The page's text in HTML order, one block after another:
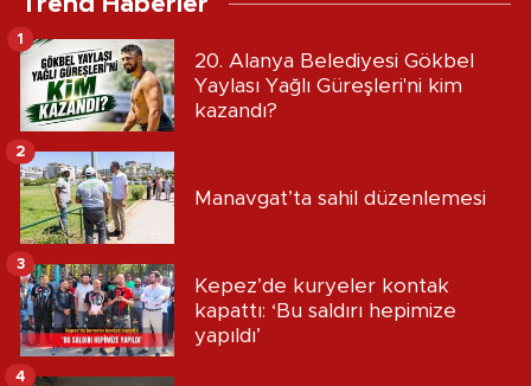
20. Alanya Belediyesi Gökbel
Yaylası Yağlı Güreşleri'ni kim
kazandı?
1
Manavgat’ta sahil düzenlemesi
2
Kepez’de kuryeler kontak
kapattı: ‘Bu saldırı hepimize
yapıldı’
3
4